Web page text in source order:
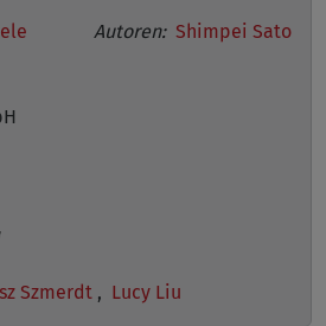
Autoren: Shimpei Sato
Szmerdt , Lucy Liu